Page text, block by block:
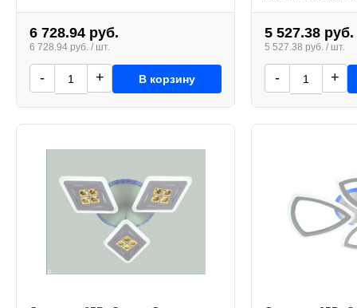
6 728.94 руб.
6 728.94 руб. / шт.
- + В корзину
5 527.38 руб.
5 527.38 руб. / шт.
- +